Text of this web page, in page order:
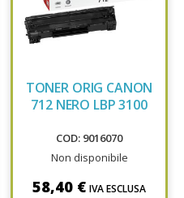
TONER ORIG CANON
712 NERO LBP 3100
COD: 9016070
Non disponibile
58,40 € IVA ESCLUSA